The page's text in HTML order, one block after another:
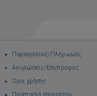
Παραγγελίες/Πληρωμές
Ακυρώσεις/Επιστροφές
Όροι χρήσης
Προστασία απορρήτου